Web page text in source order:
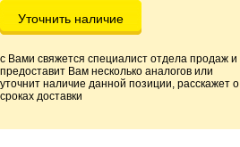
Уточнить наличие
с Вами свяжется специалист отдела продаж и
предоставит Вам несколько аналогов или
уточнит наличие данной позиции, расскажет о
сроках доставки